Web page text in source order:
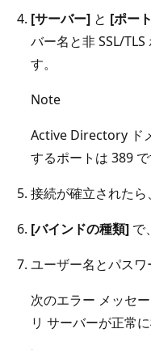
[サーバー] と [ポー
バー名と非 SSL/TLS
す。
Note
Active Directory ド
するポートは 389 で
接続が確立されたら、
[バインドの種類] で、
ユーザー名とパスワ
次のエラー メッセ
リ サーバーが正常